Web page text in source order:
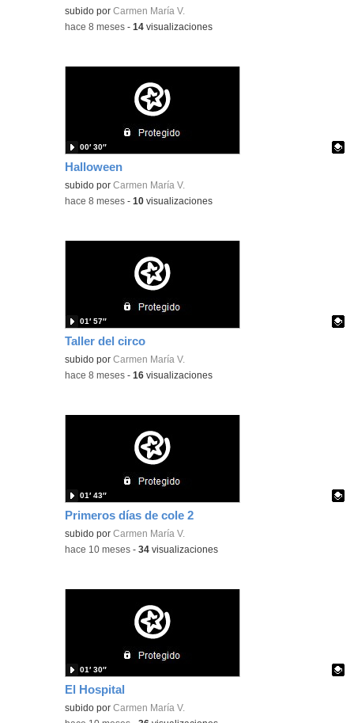
Contenido educativo.
subido porCarmen María V.
-hace 8 meses -14 visualizaciones
Halloween
Contenido educativo.
subido porCarmen María V.
00′ 30″
-hace 8 meses -10 visualizaciones
Taller del circo
Contenido educativo.
subido porCarmen María V.
01′ 57″
-hace 8 meses -16 visualizaciones
Primeros días de cole 2
Contenido educativo.
subido porCarmen María V.
01′ 43″
-hace 10 meses -34 visualizaciones
El Hospital
Contenido educativo.
subido porCarmen María V.
01′ 30″